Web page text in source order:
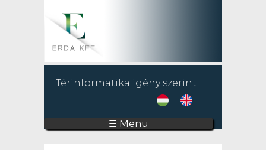
Térinformatika igény szerint
☰ Menu